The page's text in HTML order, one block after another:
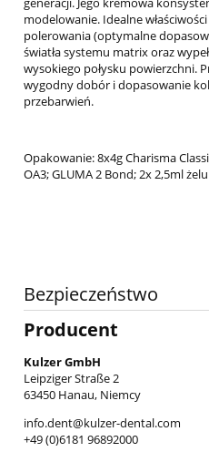
modelowanie. Idealne
polerowania (optymalne
światła systemu matrix oraz
wysokiego połysku powierzchni.
wygodny dobór i dopasowanie
przebarwień.
Opakowanie: 8x4g Charisma
OA3; GLUMA 2 Bond; 2x 2,5ml
Bezpieczeństwo
Producent
Kulzer GmbH
Leipziger Straße 2
63450 Hanau, Niemcy
info.dent@kulzer-dental.com
+49 (0)6181 96892000